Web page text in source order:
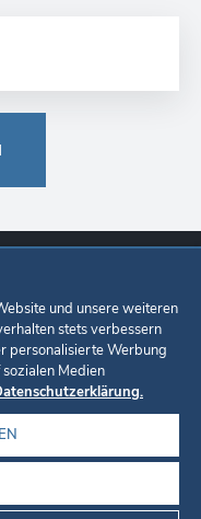
Karriere Unternehmen
Impressum
und unsere weiteren
stets verbessern
personalisierte Werbung
Medien